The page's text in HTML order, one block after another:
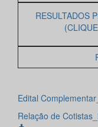
RESULTADOS
Edital
Relação de